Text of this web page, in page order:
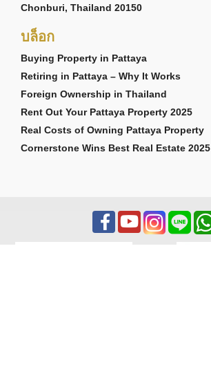
Chonburi, Thailand 20150
บล็อก
Buying Property in Pattaya
Retiring in Pattaya – Why It Works
Foreign Ownership in Thailand
Rent Out Your Pattaya Property 2025
Real Costs of Owning Pattaya Property
Cornerstone Wins Best Real Estate 2025